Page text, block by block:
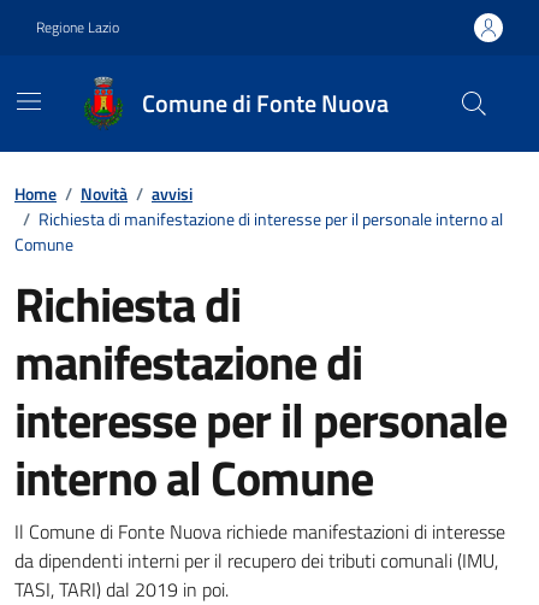
Regione Lazio
Comune di Fonte Nuova
Contenuti in evidenza
Home / Novità / avvisi
/ Richiesta di manifestazione di interesse per il personale interno al
Comune
Richiesta di
manifestazione di
interesse per il personale
interno al Comune
Dettagli della notizia
Il Comune di Fonte Nuova richiede manifestazioni di interesse
da dipendenti interni per il recupero dei tributi comunali (IMU,
TASI, TARI) dal 2019 in poi.